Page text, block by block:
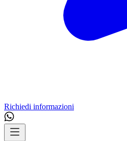
Richiedi informazioni